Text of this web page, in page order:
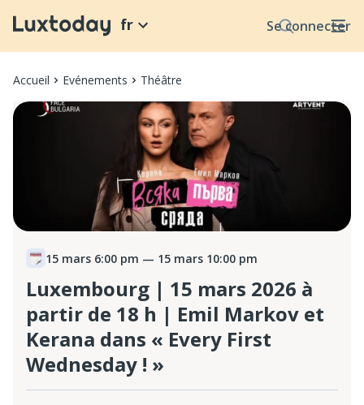
Se connecter
fr
Accueil Evénements Théâtre
15 mars 6:00 pm — 15 mars 10:00 pm
Luxembourg | 15 mars 2026 à
partir de 18 h | Emil Markov et
Kerana dans « Every First
Wednesday ! »